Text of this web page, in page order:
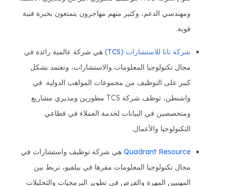
ومهندسي الدعم، وكثير منهم مهاجرون يتمتعون بخبرة فنية
قوية.
شركة تاتا للاستشارات (TCS)
هي شركة عالمية رائدة في
مجال تكنولوجيا المعلومات والاستشارات، وتعتمد بشكل
كبير على التوظيف من مجموعات المواهب الدولية. في
واشنطن، توظف شركة TCS مطورين ومديري مشاريع
ومتخصصين في البيانات لخدمة العملاء في قطاعي
التكنولوجيا والأعمال.
Quadrant Resourceهي شركة توظيف واستشارات في
مجال تكنولوجيا المعلومات مقرها في بيلفيو، تربط بين
المهنيين المهرة والفرص في تطوير البرمجيات والتحليلات